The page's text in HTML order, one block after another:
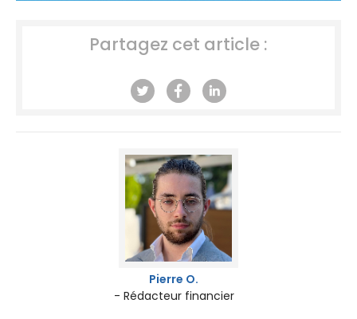
Partagez cet article :
Pierre O.
- Rédacteur financier